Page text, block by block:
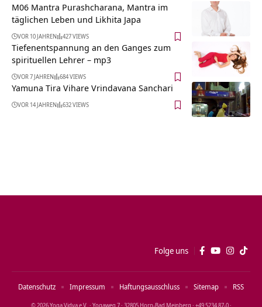
M06 Mantra Purashcharana, Mantra im
täglichen Leben und Likhita Japa
VOR 10 JAHREN 427 VIEWS
Tiefenentspannung an den Ganges zum
spirituellen Lehrer – mp3
VOR 7 JAHREN 684 VIEWS
Yamuna Tira Vihare Vrindavana Sanchari
VOR 14 JAHREN 632 VIEWS
Folge uns
© 2026 Yoga Vidya e.V. · Yogaweg 7 · 32805 Horn‑Bad Meinberg · +49 5234 87‑0 ·
Datenschutz Impressum Haftungsausschluss Sitemap RSS